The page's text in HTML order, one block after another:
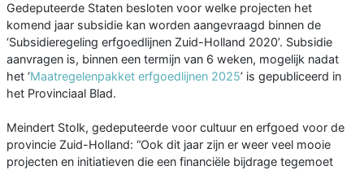
Gedeputeerde Staten besloten voor welke projecten het
komend jaar subsidie kan worden aangevraagd binnen de
‘Subsidieregeling erfgoedlijnen Zuid-Holland 2020’. Subsidie
aanvragen is, binnen een termijn van 6 weken, mogelijk nadat
het ‘Maatregelenpakket erfgoedlijnen 2025’ is gepubliceerd in
het Provinciaal Blad.
Meindert Stolk, gedeputeerde voor cultuur en erfgoed voor de
provincie Zuid-Holland: “Ook dit jaar zijn er weer veel mooie
projecten en initiatieven die een financiële bijdrage tegemoet